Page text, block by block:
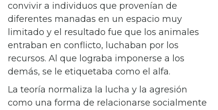
convivir a individuos que provenían de
diferentes manadas en un espacio muy
limitado y el resultado fue que los animales
entraban en conflicto, luchaban por los
recursos. Al que lograba imponerse a los
demás, se le etiquetaba como el alfa.
La teoría normaliza la lucha y la agresión
como una forma de relacionarse socialmente